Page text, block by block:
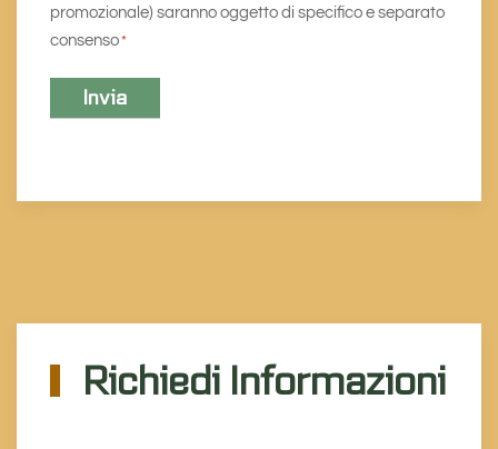
promozionale) saranno oggetto di specifico e separato
consenso*
Richiedi Informazioni